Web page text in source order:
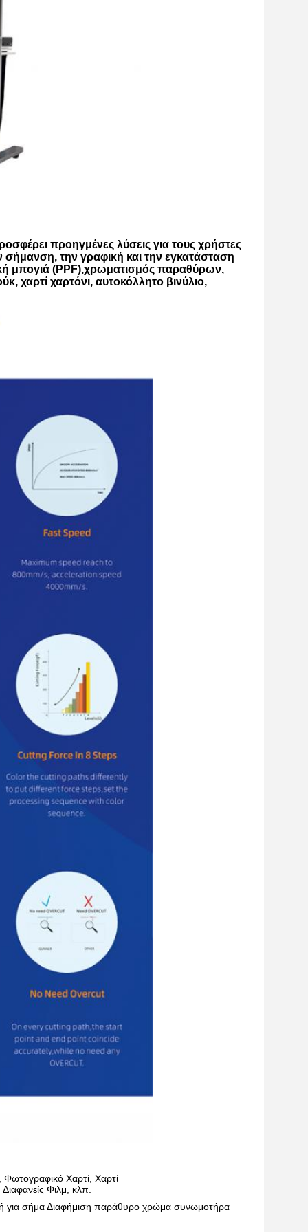
προηγμένες λύσεις για τους χρήστες
την γραφική και την εγκατάσταση
μπογιά (PPF),χρωματισμός παραθύρων,
χαρτί χαρτόνι, αυτοκόλλητο βινύλιο,
Χαρτί, Χαρτί
Φιλμ, κλπ.
για σήμα Διαφήμιση παράθυρο χρώμα συνωμοτήρα